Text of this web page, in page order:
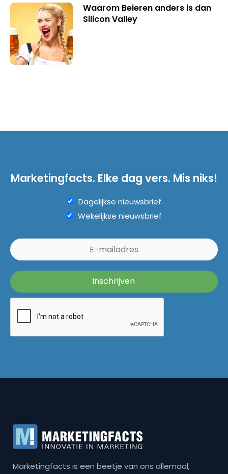
Waarom Beieren anders is dan
Silicon Valley
Marketingfacts. Elke dag vers. Mis niks!
Dagelijkse nieuwsbrief
Wekelijkse nieuwsbrief
Marketingfacts is een beetje van ons allemaal,